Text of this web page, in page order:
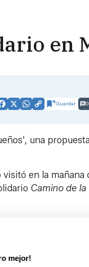
en
Facebook
X WhatsApp
CopyGuardar 0
una
visitó en la mañana
Camino de la
mejor!